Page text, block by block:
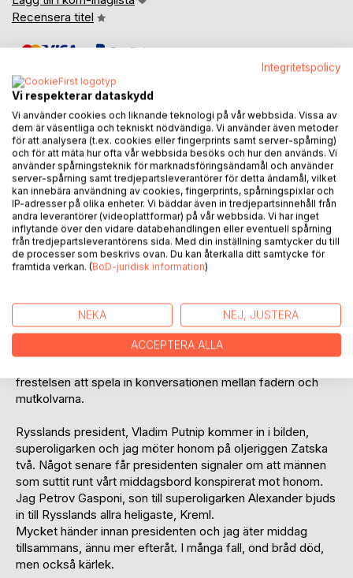
Recensera titel
BESKRIVNING
Min far, Alexander Gasponi kallades oftast superoligarken,
även gudfadern, själv hade jag sedan länge döpt honom till
despoten, hustru- och barnmisshandlaren. Mitt innersta
hatade honom lika mycket som motsatsens känslor fanns
för min älskade mamma.
Fadern var en känslomässigt avstängd typ som aldrig
Superoligarken ville utöka sitt imperium via uppköp av två
oljefält på Berings hav, toppolitiker och tjänstemän bjöds
frestelsen att spela in konversationen mellan fadern och
mutkolvarna.
Rysslands president, Vladim Putnip kommer in i bilden,
superoligarken och jag möter honom på oljeriggen Zatska
två. Något senare får presidenten signaler om att männen
som suttit runt vårt middagsbord konspirerat mot honom.
Jag Petrov Gasponi, son till superoligarken Alexander bjuds
in till Rysslands allra heligaste, Kreml.
Mycket händer innan presidenten och jag äter middag
tillsammans, ännu mer efteråt. I många fall, ond bråd död,
men också kärlek.
Integritetspolicy
Vi respekterar dataskydd
Vi använder cookies och liknande teknologi på vår webbsida. Vissa av
dem är väsentliga och tekniskt nödvändiga. Vi använder även metoder
för att analysera (t.ex. cookies eller fingerprints samt server-spårning)
och för att mäta hur ofta vår webbsida besöks och hur den används. Vi
använder spårningsteknik för marknadsföringsändamål och använder
server-spårning samt tredjepartsleverantörer för detta ändamål, vilket
kan innebära användning av cookies, fingerprints, spårningspixlar och
IP-adresser på olika enheter. Vi bäddar även in tredjepartsinnehåll från
andra leverantörer (videoplattformar) på vår webbsida. Vi har inget
inflytande över den vidare databehandlingen eller eventuell spårning
från tredjepartsleverantörens sida. Med din inställning samtycker du till
de processer som beskrivs ovan. Du kan återkalla ditt samtycke för
framtida verkan. (BoD-juridisk information)
NEKA NEJ, JUSTERA
ACCEPTERA ALLA